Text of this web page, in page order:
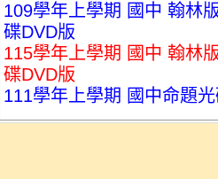
109學年上學期 國中 翰林
碟DVD版
115學年上學期 國中 翰林
碟DVD版
111學年上學期 國中命題